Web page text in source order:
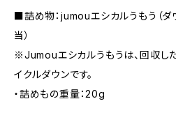
■詰め物：jumouエシカルうもう（
当）
※Jumouエシカルうもうは、回収し
イクルダウンです。
・詰めもの重量：20g